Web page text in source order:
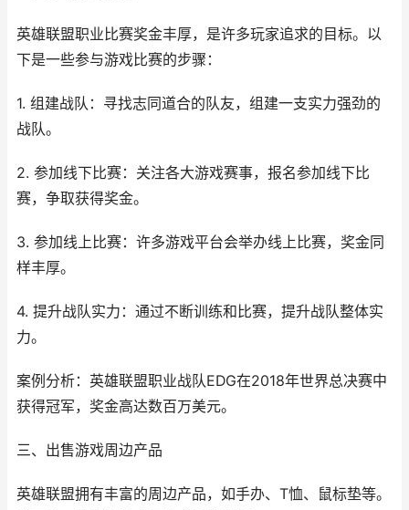
英雄联盟职业比赛奖金丰厚，是许多玩家追求的目标。以
下是一些参与游戏比赛的步骤：
1. 组建战队：寻找志同道合的队友，组建一支实力强劲的
战队。
2. 参加线下比赛：关注各大游戏赛事，报名参加线下比
赛，争取获得奖金。
3. 参加线上比赛：许多游戏平台会举办线上比赛，奖金同
样丰厚。
4. 提升战队实力：通过不断训练和比赛，提升战队整体实
力。
案例分析：英雄联盟职业战队EDG在2018年世界总决赛中
获得冠军，奖金高达数百万美元。
三、出售游戏周边产品
英雄联盟拥有丰富的周边产品，如手办、T恤、鼠标垫等。